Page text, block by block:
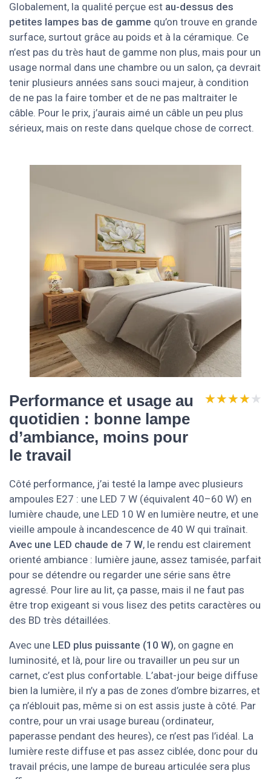
Globalement, la qualité perçue est au-dessus des
petites lampes bas de gamme qu’on trouve en grande
surface, surtout grâce au poids et à la céramique. Ce
n’est pas du très haut de gamme non plus, mais pour un
usage normal dans une chambre ou un salon, ça devrait
tenir plusieurs années sans souci majeur, à condition
de ne pas la faire tomber et de ne pas maltraiter le
câble. Pour le prix, j’aurais aimé un câble un peu plus
sérieux, mais on reste dans quelque chose de correct.
Performance et usage au
quotidien : bonne lampe
d’ambiance, moins pour
le travail
★★★★★
★★★★★
Côté performance, j’ai testé la lampe avec plusieurs
ampoules E27 : une LED 7 W (équivalent 40–60 W) en
lumière chaude, une LED 10 W en lumière neutre, et une
vieille ampoule à incandescence de 40 W qui traînait.
Avec une LED chaude de 7 W, le rendu est clairement
orienté ambiance : lumière jaune, assez tamisée, parfait
pour se détendre ou regarder une série sans être
agressé. Pour lire au lit, ça passe, mais il ne faut pas
être trop exigeant si vous lisez des petits caractères ou
des BD très détaillées.
Avec une LED plus puissante (10 W), on gagne en
luminosité, et là, pour lire ou travailler un peu sur un
carnet, c’est plus confortable. L’abat-jour beige diffuse
bien la lumière, il n’y a pas de zones d’ombre bizarres, et
ça n’éblouit pas, même si on est assis juste à côté. Par
contre, pour un vrai usage bureau (ordinateur,
paperasse pendant des heures), ce n’est pas l’idéal. La
lumière reste diffuse et pas assez ciblée, donc pour du
travail précis, une lampe de bureau articulée sera plus